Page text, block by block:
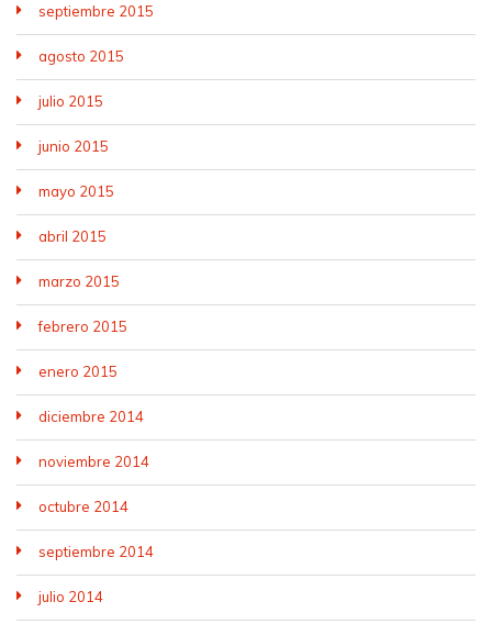
septiembre 2015
agosto 2015
julio 2015
junio 2015
mayo 2015
abril 2015
marzo 2015
febrero 2015
enero 2015
diciembre 2014
noviembre 2014
octubre 2014
septiembre 2014
julio 2014